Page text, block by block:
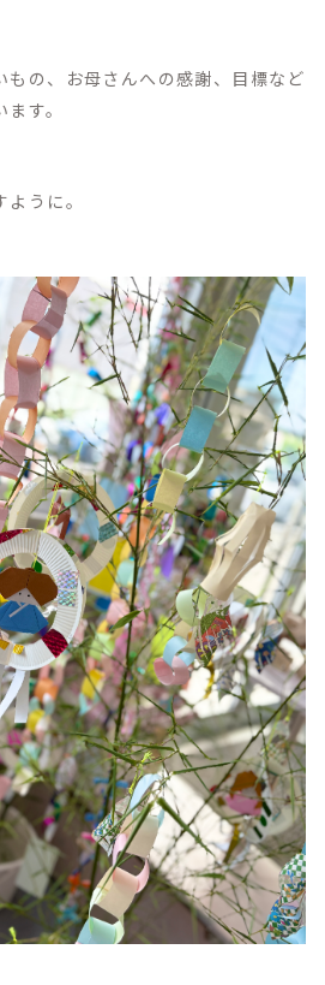
もの、お母さんへの感謝、目標など
す。
うに。